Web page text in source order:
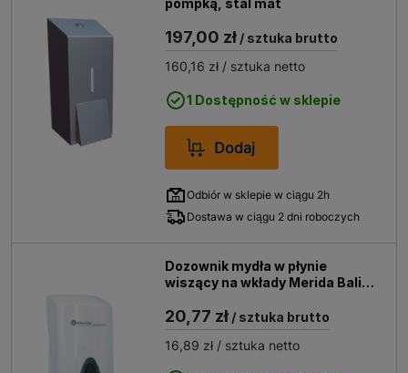
pompką, stal mat
197,00 zł / sztuka brutto
160,16 zł / sztuka netto
1 Dostępność w sklepie
Dodaj
Odbiór w sklepie w ciągu 2h
Dostawa w ciągu 2 dni roboczych
Dozownik mydła w płynie
wiszący na wkłady Merida Bali
20,77 zł / sztuka brutto
16,89 zł / sztuka netto